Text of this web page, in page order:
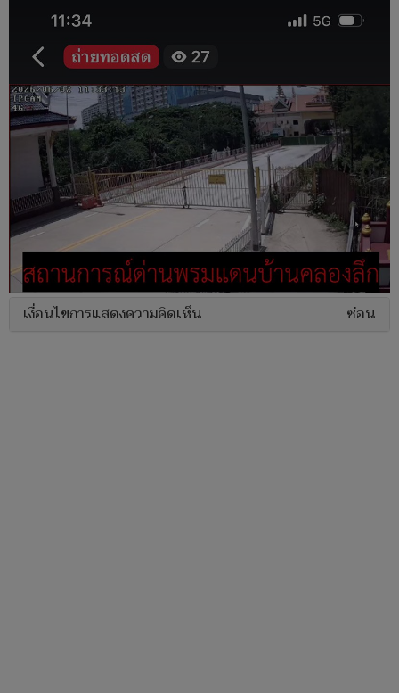
เงื่อนไขการแสดงความคิดเห็น ซ่อน